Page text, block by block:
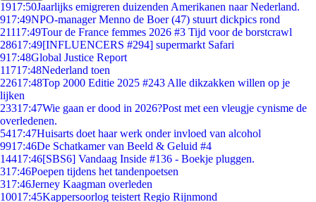
1917:50Jaarlijks emigreren duizenden Amerikanen naar Nederland.
917:49NPO-manager Menno de Boer (47) stuurt dickpics rond
21117:49Tour de France femmes 2026 #3 Tijd voor de borstcrawl
28617:49[INFLUENCERS #294] supermarkt Safari
917:48Global Justice Report
11717:48Nederland toen
22617:48Top 2000 Editie 2025 #243 Alle dikzakken willen op je
lijken
23317:47Wie gaan er dood in 2026?Post met een vleugje cynisme de
overledenen.
5417:47Huisarts doet haar werk onder invloed van alcohol
9917:46De Schatkamer van Beeld & Geluid #4
14417:46[SBS6] Vandaag Inside #136 - Boekje pluggen.
317:46Poepen tijdens het tandenpoetsen
317:46Jerney Kaagman overleden
10017:45Kappersoorlog teistert Regio Rijnmond